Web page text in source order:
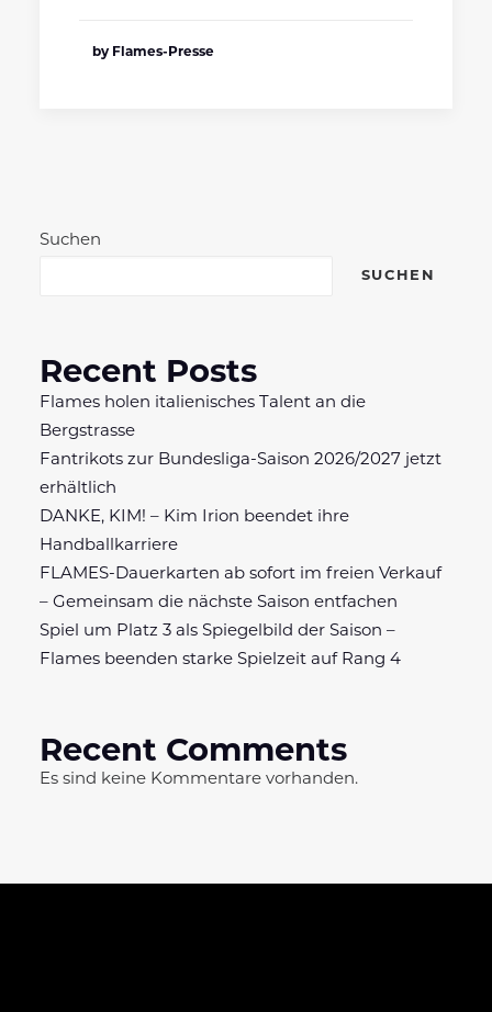
by Flames-Presse
Suchen
SUCHEN
Recent Posts
Flames holen italienisches Talent an die
Bergstrasse
Fantrikots zur Bundesliga-Saison 2026/2027 jetzt
erhältlich
DANKE, KIM! – Kim Irion beendet ihre
Handballkarriere
FLAMES-Dauerkarten ab sofort im freien Verkauf
– Gemeinsam die nächste Saison entfachen
Spiel um Platz 3 als Spiegelbild der Saison –
Flames beenden starke Spielzeit auf Rang 4
Recent Comments
Es sind keine Kommentare vorhanden.